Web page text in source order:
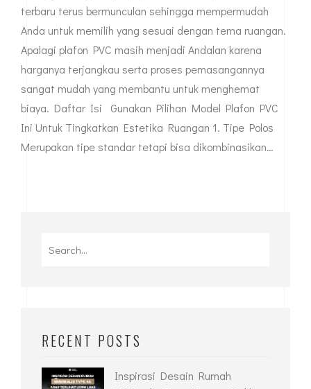
terbaru terus bermunculan sehingga mempermudah
Anda untuk memilih yang sesuai dengan tema ruangan.
Apalagi plafon PVC masih menjadi Andalan karena
harganya terjangkau serta proses pemasangannya
sangat mudah yang membantu untuk menghemat
biaya. Daftar Isi Gunakan Pilihan Model Plafon PVC
Ini Untuk Tingkatkan Estetika Ruangan 1. Tipe Polos
Merupakan tipe standar tetapi bisa dikombinasikan…
RECENT POSTS
Inspirasi Desain Rumah